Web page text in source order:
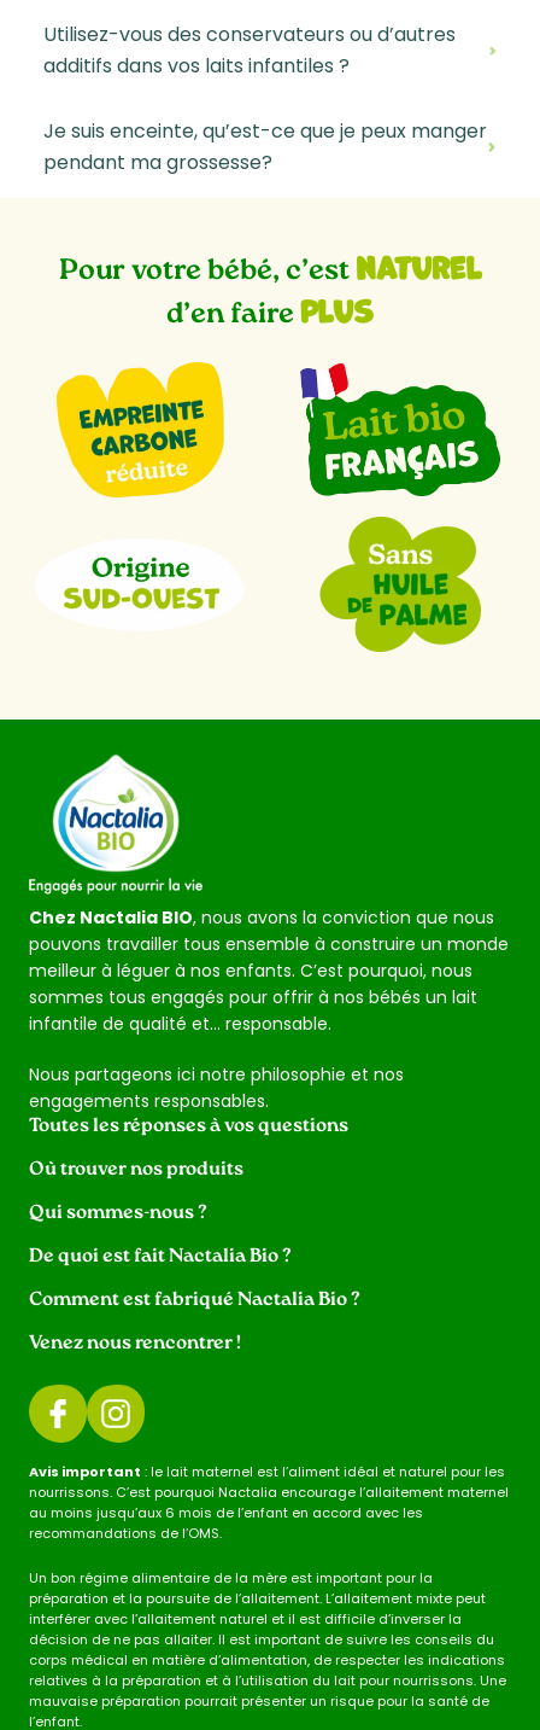
Utilisez-vous des conservateurs ou d’autres
additifs dans vos laits infantiles ?
Je suis enceinte, qu’est-ce que je peux manger
pendant ma grossesse?
Pour votre bébé, c’est naturel
d’en faire plus
Chez Nactalia BIO, nous avons la conviction que nous
pouvons travailler tous ensemble à construire un monde
meilleur à léguer à nos enfants. C’est pourquoi, nous
sommes tous engagés pour offrir à nos bébés un lait
infantile de qualité et… responsable.
Nous partageons ici notre philosophie et nos
engagements responsables.
Toutes les réponses à vos questions
Où trouver nos produits
Qui sommes-nous ?
De quoi est fait Nactalia Bio ?
Comment est fabriqué Nactalia Bio ?
Venez nous rencontrer !
Avis important : le lait maternel est l’aliment idéal et naturel pour les
nourrissons. C’est pourquoi Nactalia encourage l’allaitement maternel
au moins jusqu’aux 6 mois de l’enfant en accord avec les
recommandations de l’OMS.
Un bon régime alimentaire de la mère est important pour la
préparation et la poursuite de l’allaitement. L’allaitement mixte peut
interférer avec l’allaitement naturel et il est difficile d’inverser la
décision de ne pas allaiter. Il est important de suivre les conseils du
corps médical en matière d’alimentation, de respecter les indications
relatives à la préparation et à l’utilisation du lait pour nourrissons. Une
mauvaise préparation pourrait présenter un risque pour la santé de
l’enfant.